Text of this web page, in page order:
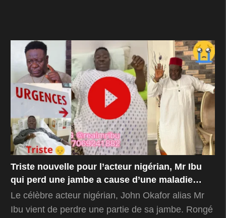
Triste nouvelle pour l’acteur nigérian, Mr Ibu
qui perd une jambe a cause d’une maladie…
Le célèbre acteur nigérian, John Okafor alias Mr
Ibu vient de perdre une partie de sa jambe. Rongé